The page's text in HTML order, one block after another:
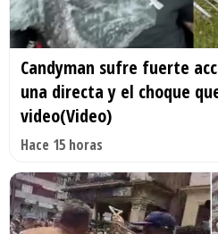
Candyman sufre fuerte
una directa y el choque
video(Video)
Hace 15 horas